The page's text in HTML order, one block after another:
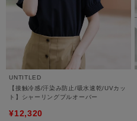
UNTITLED
【接触冷感/汗染み防止/吸水速乾/UVカッ
ト】シャーリングプルオーバー
¥12,320